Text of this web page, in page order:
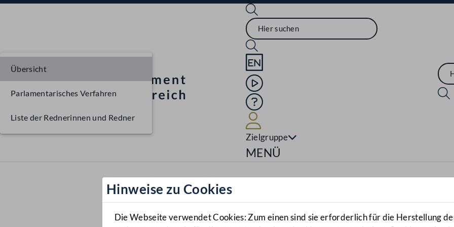
Sprache English
Mediathek
Hilfe
Zielgruppe
Navigationsmenü öffnen
MENÜ
Hinweise zu Cookies
Die Webseite verwendet Cookies: Zum einen sind sie erforderlich für die Herstellung
Übersicht
Parlamentarisches Verfahren
Liste der Rednerinnen und Redner